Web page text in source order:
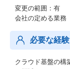
変更の範囲：有
会社の定める業務
必要な経験
クラウド基盤の構